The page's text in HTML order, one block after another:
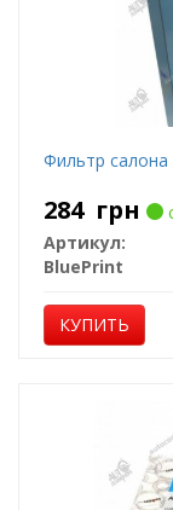
Фильтр салона
284 грн
Артикул:
BluePrint
КУПИТЬ